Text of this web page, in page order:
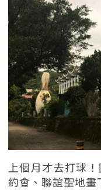
上個月才去打球
約會、聯誼聖地畫